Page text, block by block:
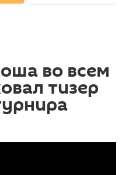
во всем
тизер